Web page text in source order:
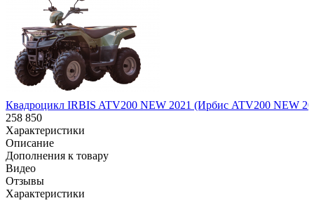
Квадроцикл IRBIS ATV200 NEW 2021 (Ирбис ATV200 NEW
258 850
Характеристики
Описание
Дополнения к товару
Видео
Отзывы
Характеристики